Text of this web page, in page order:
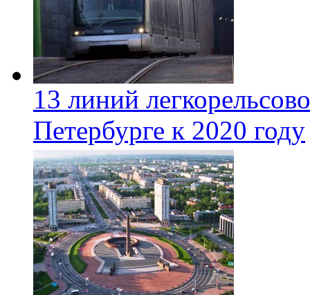
13 линий
Петербурге к 2020 году